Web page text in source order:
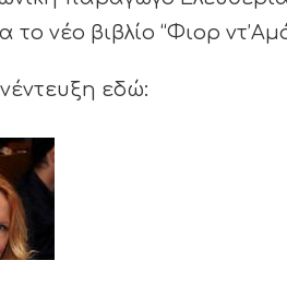
το νέο βιβλίο “Φιορ
εδώ: